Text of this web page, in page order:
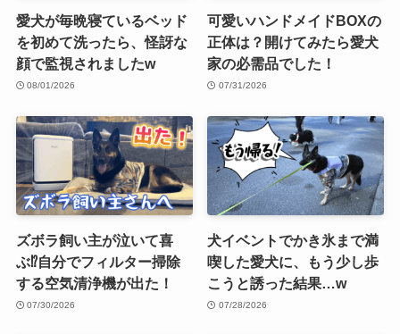
愛犬が毎晩寝ているベッド
を初めて洗ったら、怪訝な
顔で監視されましたw
08/01/2026
可愛いハンドメイドBOXの
正体は？開けてみたら愛犬
家の必需品でした！
07/31/2026
ズボラ飼い主が泣いて喜
ぶ⁉︎自分でフィルター掃除
する空気清浄機が出た！
07/30/2026
犬イベントでかき氷まで満
喫した愛犬に、もう少し歩
こうと誘った結果…w
07/28/2026